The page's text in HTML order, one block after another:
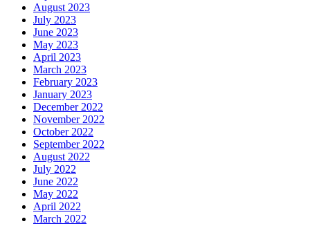
August 2023
July 2023
June 2023
May 2023
April 2023
March 2023
February 2023
January 2023
December 2022
November 2022
October 2022
September 2022
August 2022
July 2022
June 2022
May 2022
April 2022
March 2022